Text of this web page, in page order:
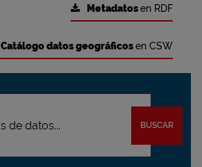
Metadatosen RDF
Catálogo datos geográficosen CSW
BUSCAR